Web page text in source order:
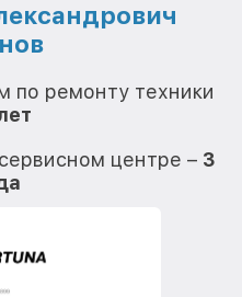
по ремонту техники
центре – 3